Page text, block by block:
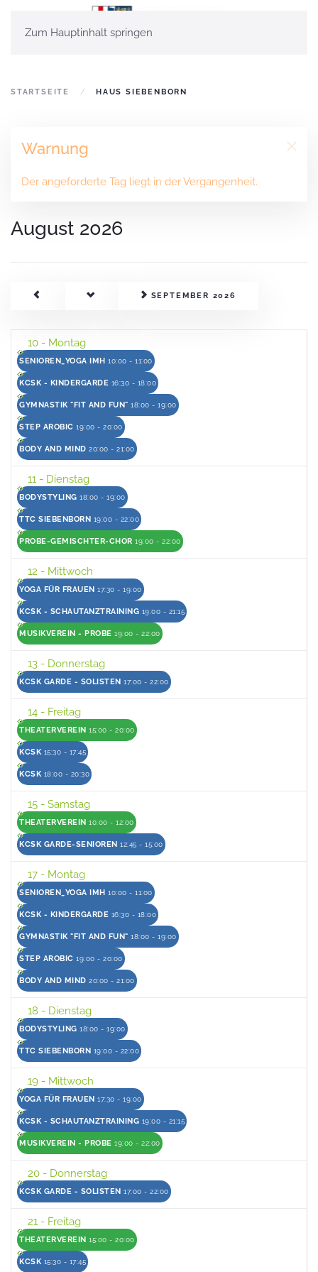
Zum Hauptinhalt springen
STARTSEITE HAUS SIEBENBORN
Warnung
Der angeforderte Tag liegt in der Vergangenheit.
August 2026
SEPTEMBER 2026
10 - Montag
SENIOREN_YOGA IMH 10:00 - 11:00
KCSK - KINDERGARDE 16:30 - 18:00
GYMNASTIK "FIT AND FUN" 18:00 - 19:00
STEP AROBIC 19:00 - 20:00
BODY AND MIND 20:00 - 21:00
11 - Dienstag
BODYSTYLING 18:00 - 19:00
TTC SIEBENBORN 19:00 - 22:00
PROBE-GEMISCHTER-CHOR 19:00 - 22:00
12 - Mittwoch
YOGA FÜR FRAUEN 17:30 - 19:00
KCSK - SCHAUTANZTRAINING 19:00 - 21:15
MUSIKVEREIN - PROBE 19:00 - 22:00
13 - Donnerstag
KCSK GARDE - SOLISTEN 17:00 - 22:00
14 - Freitag
THEATERVEREIN 15:00 - 20:00
KCSK 15:30 - 17:45
KCSK 18:00 - 20:30
15 - Samstag
THEATERVEREIN 10:00 - 12:00
KCSK GARDE-SENIOREN 12:45 - 15:00
17 - Montag
SENIOREN_YOGA IMH 10:00 - 11:00
KCSK - KINDERGARDE 16:30 - 18:00
GYMNASTIK "FIT AND FUN" 18:00 - 19:00
STEP AROBIC 19:00 - 20:00
BODY AND MIND 20:00 - 21:00
18 - Dienstag
BODYSTYLING 18:00 - 19:00
TTC SIEBENBORN 19:00 - 22:00
19 - Mittwoch
YOGA FÜR FRAUEN 17:30 - 19:00
KCSK - SCHAUTANZTRAINING 19:00 - 21:15
MUSIKVEREIN - PROBE 19:00 - 22:00
20 - Donnerstag
KCSK GARDE - SOLISTEN 17:00 - 22:00
21 - Freitag
THEATERVEREIN 15:00 - 20:00
KCSK 15:30 - 17:45